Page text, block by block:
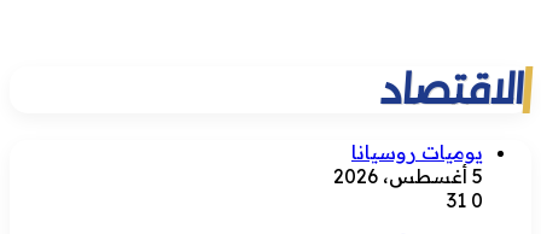
الاقتصاد
يوميات روسيانا
5 أغسطس، 2026
0